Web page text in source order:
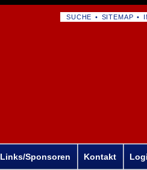
NAVIGATION
SUCHE SITEMAP
Links/Sponsoren Kontakt